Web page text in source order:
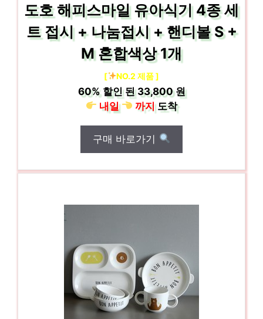
도호 해피스마일 유아식기 4종 세
트 접시 + 나눔접시 + 핸디볼 S +
M 혼합색상 1개
[ NO.2 제품 ]
60%할인 된33,800 원
내일
까지도착
구매 바로가기